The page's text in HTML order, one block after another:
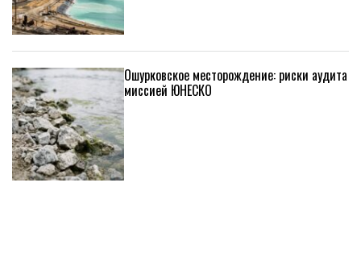
Ошурковское месторождение: риски аудита
миссией ЮНЕСКО